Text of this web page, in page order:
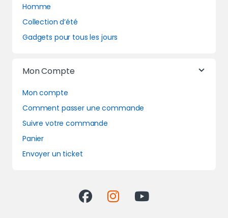
Homme
Collection d’été
Gadgets pour tous les jours
Mon Compte
Mon compte
Comment passer une commande
Suivre votre commande
Panier
Envoyer un ticket